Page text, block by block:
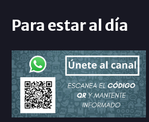
Para estar al día